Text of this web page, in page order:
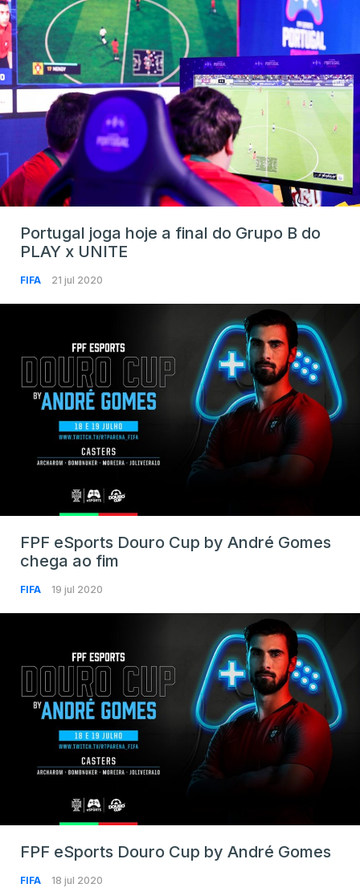
Portugal joga hoje a final do Grupo B do
PLAY x UNITE
FIFA 21 jul 2020
FPF eSports Douro Cup by André Gomes
chega ao fim
FIFA 19 jul 2020
FPF eSports Douro Cup by André Gomes
FIFA 18 jul 2020